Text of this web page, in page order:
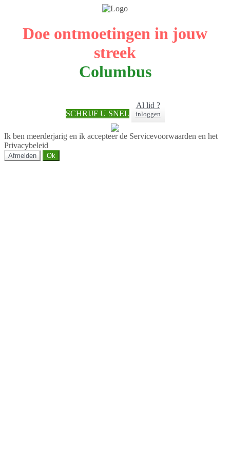
Doe ontmoetingen in jouw
streek
Columbus
SCHRIJF U SNEL
Al lid ?
inloggen
Ik ben meerderjarig en ik accepteer de Servicevoorwaarden en het
Privacybeleid
Afmelden Ok